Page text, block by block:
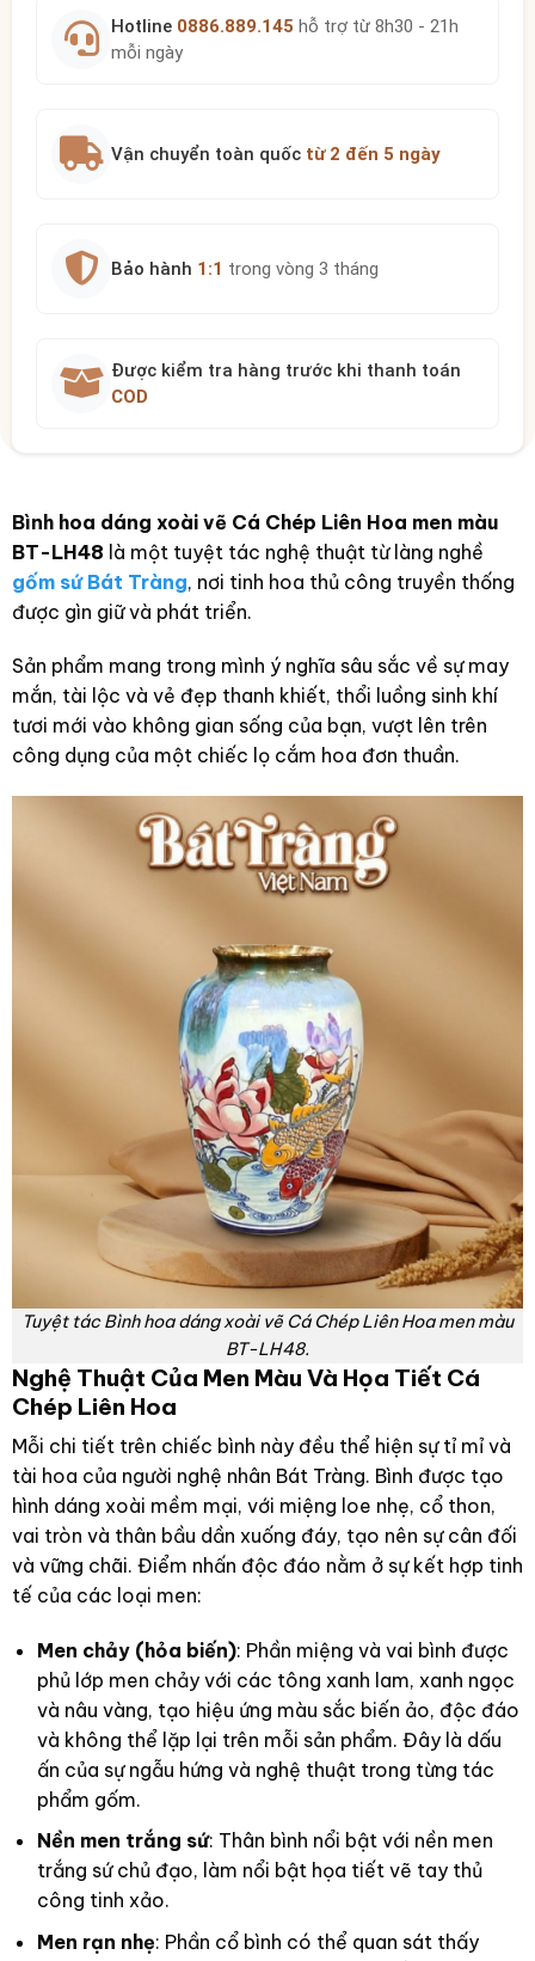
Hotline 0886.889.145 hỗ trợ từ 8h30 - 21h
mỗi ngày
Vận chuyển toàn quốc từ 2 đến 5 ngày
Bảo hành 1:1 trong vòng 3 tháng
Được kiểm tra hàng trước khi thanh toán
COD
Bình hoa dáng xoài vẽ Cá Chép Liên Hoa men màu
BT-LH48 là một tuyệt tác nghệ thuật từ làng nghề
gốm sứ Bát Tràng, nơi tinh hoa thủ công truyền thống
được gìn giữ và phát triển.
Sản phẩm mang trong mình ý nghĩa sâu sắc về sự may
mắn, tài lộc và vẻ đẹp thanh khiết, thổi luồng sinh khí
tươi mới vào không gian sống của bạn, vượt lên trên
công dụng của một chiếc lọ cắm hoa đơn thuần.
Tuyệt tác Bình hoa dáng xoài vẽ Cá Chép Liên Hoa men màu
BT-LH48.
Nghệ Thuật Của Men Màu Và Họa Tiết Cá
Chép Liên Hoa
Mỗi chi tiết trên chiếc bình này đều thể hiện sự tỉ mỉ và
tài hoa của người nghệ nhân Bát Tràng. Bình được tạo
hình dáng xoài mềm mại, với miệng loe nhẹ, cổ thon,
vai tròn và thân bầu dần xuống đáy, tạo nên sự cân đối
và vững chãi. Điểm nhấn độc đáo nằm ở sự kết hợp tinh
tế của các loại men:
Men chảy (hỏa biến): Phần miệng và vai bình được
phủ lớp men chảy với các tông xanh lam, xanh ngọc
và nâu vàng, tạo hiệu ứng màu sắc biến ảo, độc đáo
và không thể lặp lại trên mỗi sản phẩm. Đây là dấu
ấn của sự ngẫu hứng và nghệ thuật trong từng tác
phẩm gốm.
Nền men trắng sứ: Thân bình nổi bật với nền men
trắng sứ chủ đạo, làm nổi bật họa tiết vẽ tay thủ
công tinh xảo.
Men rạn nhẹ: Phần cổ bình có thể quan sát thấy